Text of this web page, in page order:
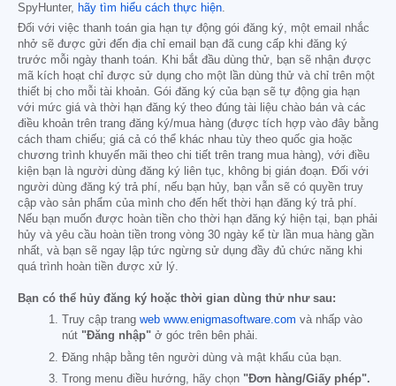
SpyHunter, hãy tìm hiểu cách thực hiện.
Đối với việc thanh toán gia hạn tự động gói đăng ký, một email nhắc
nhở sẽ được gửi đến địa chỉ email bạn đã cung cấp khi đăng ký
trước mỗi ngày thanh toán. Khi bắt đầu dùng thử, bạn sẽ nhận được
mã kích hoạt chỉ được sử dụng cho một lần dùng thử và chỉ trên một
thiết bị cho mỗi tài khoản. Gói đăng ký của bạn sẽ tự động gia hạn
với mức giá và thời hạn đăng ký theo đúng tài liệu chào bán và các
điều khoản trên trang đăng ký/mua hàng (được tích hợp vào đây bằng
cách tham chiếu; giá cả có thể khác nhau tùy theo quốc gia hoặc
chương trình khuyến mãi theo chi tiết trên trang mua hàng), với điều
kiện bạn là người dùng đăng ký liên tục, không bị gián đoạn. Đối với
người dùng đăng ký trả phí, nếu bạn hủy, bạn vẫn sẽ có quyền truy
cập vào sản phẩm của mình cho đến hết thời hạn đăng ký trả phí.
Nếu bạn muốn được hoàn tiền cho thời hạn đăng ký hiện tại, bạn phải
hủy và yêu cầu hoàn tiền trong vòng 30 ngày kể từ lần mua hàng gần
nhất, và bạn sẽ ngay lập tức ngừng sử dụng đầy đủ chức năng khi
quá trình hoàn tiền được xử lý.
Bạn có thể hủy đăng ký hoặc thời gian dùng thử như sau:
Truy cập trang web www.enigmasoftware.com và nhấp vào
nút "Đăng nhập" ở góc trên bên phải.
Đăng nhập bằng tên người dùng và mật khẩu của bạn.
Trong menu điều hướng, hãy chọn "Đơn hàng/Giấy phép".